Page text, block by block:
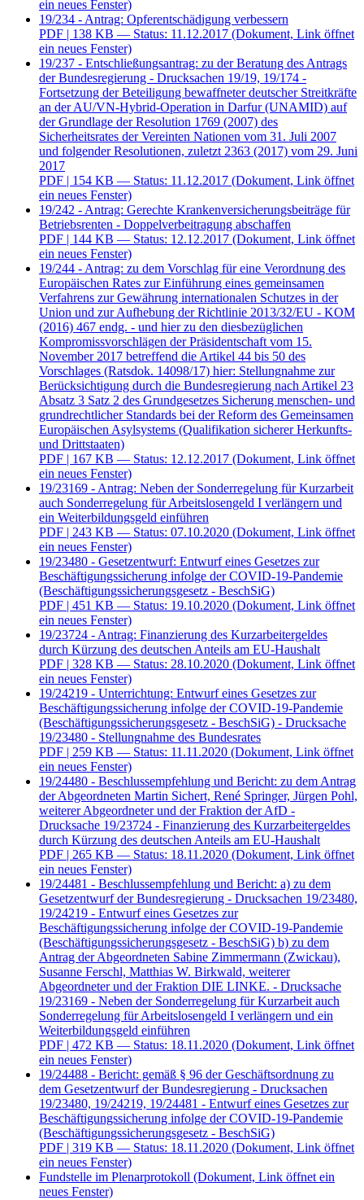
ein neues Fenster)
19/234 - Antrag: Opferentschädigung verbessern
PDF | 138 KB — Status: 11.12.2017 (Dokument, Link öffnet
ein neues Fenster)
19/237 - Entschließungsantrag: zu der Beratung des Antrags
der Bundesregierung - Drucksachen 19/19, 19/174 -
Fortsetzung der Beteiligung bewaffneter deutscher Streitkräfte
an der AU/VN-Hybrid-Operation in Darfur (UNAMID) auf
der Grundlage der Resolution 1769 (2007) des
Sicherheitsrates der Vereinten Nationen vom 31. Juli 2007
und folgender Resolutionen, zuletzt 2363 (2017) vom 29. Juni
2017
PDF | 154 KB — Status: 11.12.2017 (Dokument, Link öffnet
ein neues Fenster)
19/242 - Antrag: Gerechte Krankenversicherungsbeiträge für
Betriebsrenten - Doppelverbeitragung abschaffen
PDF | 144 KB — Status: 12.12.2017 (Dokument, Link öffnet
ein neues Fenster)
19/244 - Antrag: zu dem Vorschlag für eine Verordnung des
Europäischen Rates zur Einführung eines gemeinsamen
Verfahrens zur Gewährung internationalen Schutzes in der
Union und zur Aufhebung der Richtlinie 2013/32/EU - KOM
(2016) 467 endg. - und hier zu den diesbezüglichen
Kompromissvorschlägen der Präsidentschaft vom 15.
November 2017 betreffend die Artikel 44 bis 50 des
Vorschlages (Ratsdok. 14098/17) hier: Stellungnahme zur
Berücksichtigung durch die Bundesregierung nach Artikel 23
Absatz 3 Satz 2 des Grundgesetzes Sicherung menschen- und
grundrechtlicher Standards bei der Reform des Gemeinsamen
Europäischen Asylsystems (Qualifikation sicherer Herkunfts-
und Drittstaaten)
PDF | 167 KB — Status: 12.12.2017 (Dokument, Link öffnet
ein neues Fenster)
19/23169 - Antrag: Neben der Sonderregelung für Kurzarbeit
auch Sonderregelung für Arbeitslosengeld I verlängern und
ein Weiterbildungsgeld einführen
PDF | 243 KB — Status: 07.10.2020 (Dokument, Link öffnet
ein neues Fenster)
19/23480 - Gesetzentwurf: Entwurf eines Gesetzes zur
Beschäftigungssicherung infolge der COVID-19-Pandemie
(Beschäftigungssicherungsgesetz - BeschSiG)
PDF | 451 KB — Status: 19.10.2020 (Dokument, Link öffnet
ein neues Fenster)
19/23724 - Antrag: Finanzierung des Kurzarbeitergeldes
durch Kürzung des deutschen Anteils am EU-Haushalt
PDF | 328 KB — Status: 28.10.2020 (Dokument, Link öffnet
ein neues Fenster)
19/24219 - Unterrichtung: Entwurf eines Gesetzes zur
Beschäftigungssicherung infolge der COVID-19-Pandemie
(Beschäftigungssicherungsgesetz - BeschSiG) - Drucksache
19/23480 - Stellungnahme des Bundesrates
PDF | 259 KB — Status: 11.11.2020 (Dokument, Link öffnet
ein neues Fenster)
19/24480 - Beschlussempfehlung und Bericht: zu dem Antrag
der Abgeordneten Martin Sichert, René Springer, Jürgen Pohl,
weiterer Abgeordneter und der Fraktion der AfD -
Drucksache 19/23724 - Finanzierung des Kurzarbeitergeldes
durch Kürzung des deutschen Anteils am EU-Haushalt
PDF | 265 KB — Status: 18.11.2020 (Dokument, Link öffnet
ein neues Fenster)
19/24481 - Beschlussempfehlung und Bericht: a) zu dem
Gesetzentwurf der Bundesregierung - Drucksachen 19/23480,
19/24219 - Entwurf eines Gesetzes zur
Beschäftigungssicherung infolge der COVID-19-Pandemie
(Beschäftigungssicherungsgesetz - BeschSiG) b) zu dem
Antrag der Abgeordneten Sabine Zimmermann (Zwickau),
Susanne Ferschl, Matthias W. Birkwald, weiterer
Abgeordneter und der Fraktion DIE LINKE. - Drucksache
19/23169 - Neben der Sonderregelung für Kurzarbeit auch
Sonderregelung für Arbeitslosengeld I verlängern und ein
Weiterbildungsgeld einführen
PDF | 472 KB — Status: 18.11.2020 (Dokument, Link öffnet
ein neues Fenster)
19/24488 - Bericht: gemäß § 96 der Geschäftsordnung zu
dem Gesetzentwurf der Bundesregierung - Drucksachen
19/23480, 19/24219, 19/24481 - Entwurf eines Gesetzes zur
Beschäftigungssicherung infolge der COVID-19-Pandemie
(Beschäftigungssicherungsgesetz - BeschSiG)
PDF | 319 KB — Status: 18.11.2020 (Dokument, Link öffnet
ein neues Fenster)
Fundstelle im Plenarprotokoll (Dokument, Link öffnet ein
neues Fenster)